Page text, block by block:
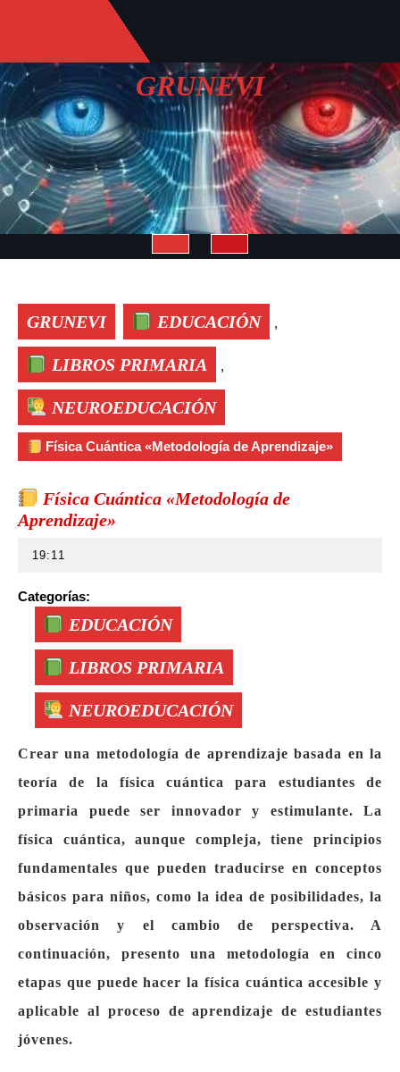
contenido
GRUNEVI
de
apertura
GRUNEVI EDUCACIÓN ,
LIBROS PRIMARIA ,
NEUROEDUCACIÓN
Física Cuántica «Metodología de Aprendizaje»
Física Cuántica «Metodología de
Aprendizaje»
19:11
Categorías:
EDUCACIÓN
LIBROS PRIMARIA
NEUROEDUCACIÓN
Crear una metodología de aprendizaje basada en la
teoría de la física cuántica para estudiantes de
primaria puede ser innovador y estimulante. La
física cuántica, aunque compleja, tiene principios
fundamentales que pueden traducirse en conceptos
básicos para niños, como la idea de posibilidades, la
observación y el cambio de perspectiva. A
continuación, presento una metodología en cinco
etapas que puede hacer la física cuántica accesible y
aplicable al proceso de aprendizaje de estudiantes
jóvenes.